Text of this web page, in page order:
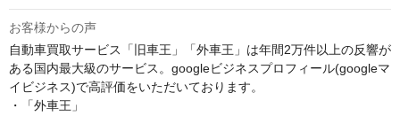
お客様からの声
自動車買取サービス「旧車王」「外車王」は年間2万件以上の反響が
ある国内最大級のサービス。googleビジネスプロフィール(googleマ
イビジネス)で高評価をいただいております。
・「外車王」